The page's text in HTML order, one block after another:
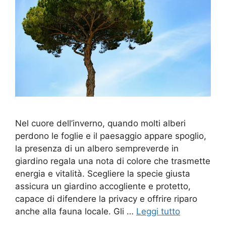
Nel cuore dell’inverno, quando molti alberi
perdono le foglie e il paesaggio appare spoglio,
la presenza di un albero sempreverde in
giardino regala una nota di colore che trasmette
energia e vitalità. Scegliere la specie giusta
assicura un giardino accogliente e protetto,
capace di difendere la privacy e offrire riparo
anche alla fauna locale. Gli … Leggi tutto